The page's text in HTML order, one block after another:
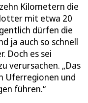
Kilometern die
mit etwa 20
dürfen die
ja auch so schnell
Doch es sei
verursachen. „Das
Uferregionen und
führen.“